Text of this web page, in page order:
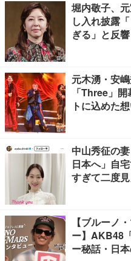
堀内敬子、
し入れ披露
ぎる」と反響
元木湧・安
「Three」
トに込めた
中山秀征の
日本へ」自
すぎて二度
【ブルーノ
ー】AKB48
ー秘話・日